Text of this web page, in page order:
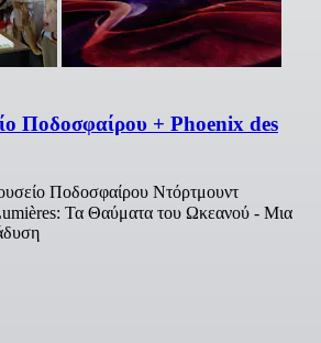
Ποδοσφαίρου + Phoenix des
Ποδοσφαίρου Ντόρτμουντ
Τα Θαύματα του Ωκεανού - Μια